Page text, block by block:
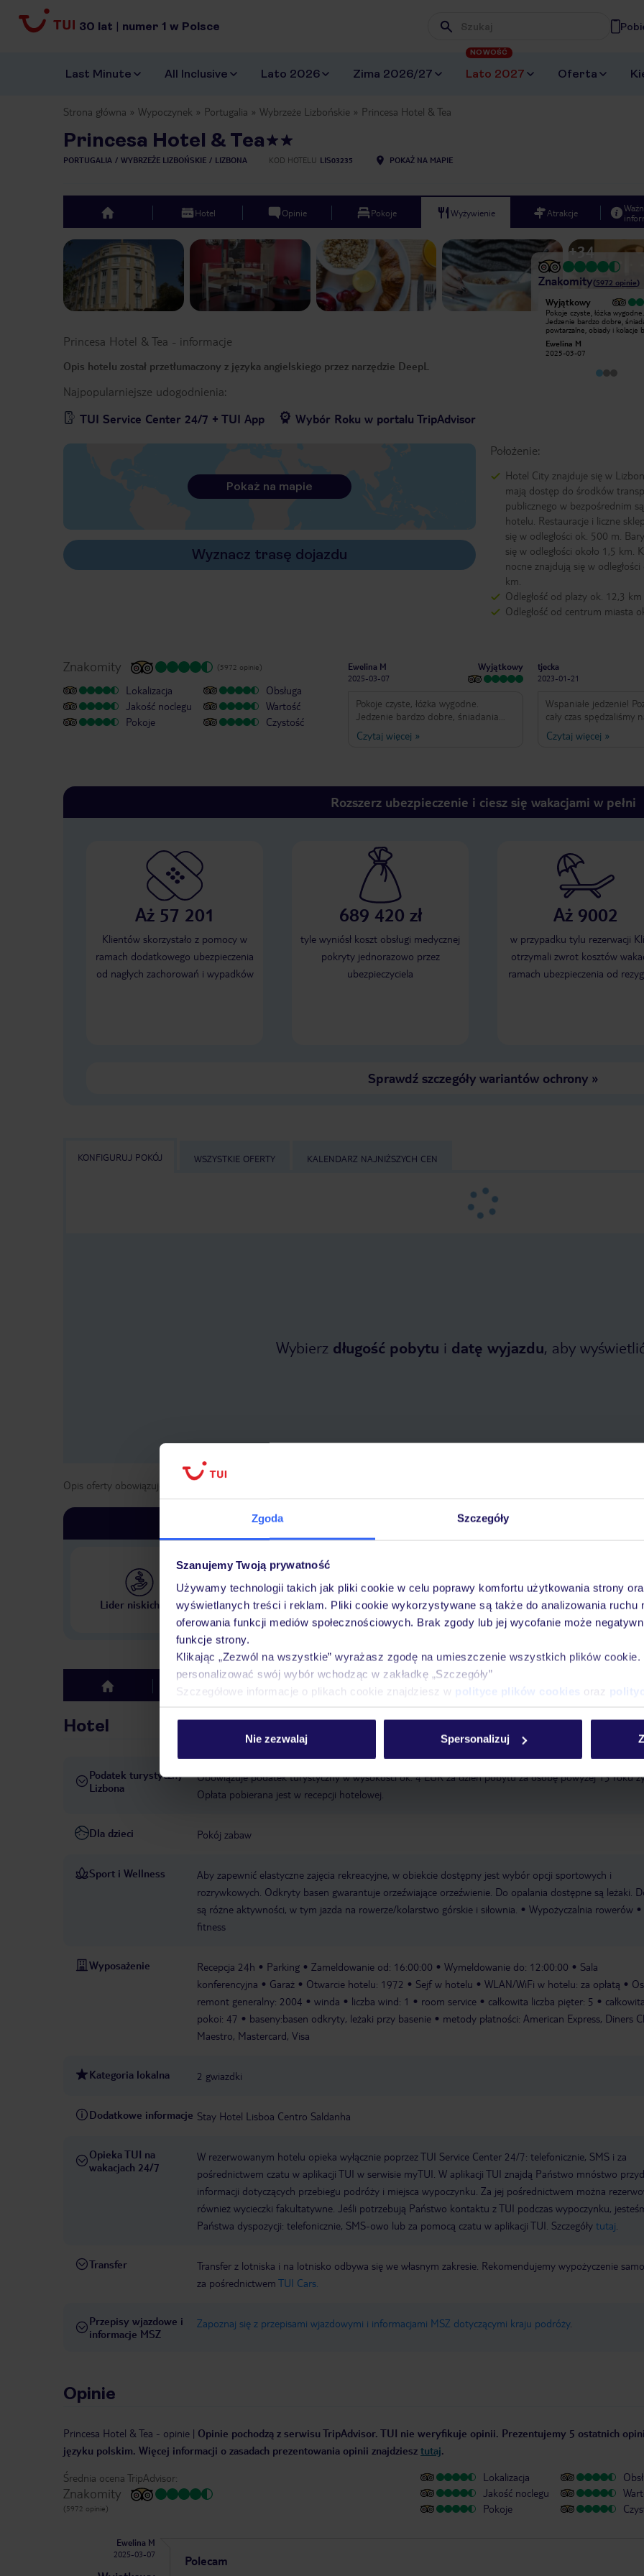
Zgoda Szczegóły
Szanujemy Twoją prywatność
Używamy technologii takich jak pliki cookie w celu poprawy komfortu użytkowania strony
wyświetlanych treści i reklam. Pliki cookie wykorzystywane są także do analizowania ruchu
oferowania funkcji mediów społecznościowych. Brak zgody lub jej wycofanie może
funkcje strony.
Klikając „Zezwól na wszystkie” wyrażasz zgodę na umieszczenie wszystkich plików
personalizować swój wybór wchodząc w zakładkę „Szczegóły”
Szczegółowe informacje o plikach cookie znajdziesz w polityce plików cookies oraz
Nie zezwalaj Spersonalizuj
30 lat | numer 1 w Polsce Wpisz frazę, której szukasz
Last Minute All Inclusive Lato 2026 Zima 2026/27 Lato 2027
NOWOŚĆ
Oferta
Strona główna Wypoczynek Portugalia Wybrzeże Lizbońskie Princesa Hotel & Tea
Princesa Hotel & Tea
PORTUGALIA WYBRZEŻE LIZBOŃSKIE LIZBONA KOD HOTELU LIS03235 POKAŻ NA MAPIE
top Hotel Opinie Pokoje Wyżywienie Atrakcje
Previous slide +34
Znakomity(5972 opinie)
Wyjątkowy
Hotel odwiedziłam w grudniu. Pokoje
Bardzo miła i pomocna obsługa.
Polecam wykupić od razu kartę gold-
wszystkim Hotel RH Princesa
Wyjątkowy
Pokoje czyste, łóżka wygodne.
Jedzenie bardzo dobre,
powtarzalne, obiady i kolacje
pomocna. Lokalizacja dobra,
centrum i piaszczystej plaży. W
Ewelina M
2025-03-07
Princesa Hotel & Tea - informacje
Opis hotelu został przetłumaczony z języka angielskiego przez narzędzie DeepL
Najpopularniejsze udogodnienia:
TUI Service Center 24/7 + TUI App
Wybór Roku w portalu TripAdvisor
Położenie:
Hotel City znajduje się w
mają dostęp do środków
publicznego w bezpośrednim
hotelu. Restauracje i liczne
się w odległości ok. 500 m.
się w odległości około 1,5 km.
nocne znajdują się w odległości
km.
Odległość od plaży ok. 12,3 km
Odległość od centrum miasta
Pokaż na mapie
Wyznacz trasę dojazdu
Znakomity (5972 opinie)
Lokalizacja
Jakość noclegu
Pokoje
Obsługa
Wartość
Czystość
Ewelina M
2025-03-07
Wyjątkowy
Pokoje czyste, łóżka wygodne.
Jedzenie bardzo dobre, śniadania
powtarzalne, obiady i kolacje bardziej
różnorodne. Obsługa miła i pomocna.
Czytaj więcej »
tjecka
2023-01-21
Wspaniałe jedzenie!
cały czas spędzaliśmy
miasta i okolic np. Altei. Jedynym
mankamentem pobytu
Czytaj więcej »
Rozszerz ubezpieczenie i ciesz się wakacjami w pełni
Aż 57 201
Klientów skorzystało z pomocy w
ramach dodatkowego ubezpieczenia
od nagłych zachorowań i wypadków
689 420 zł
tyle wyniósł koszt obsługi medycznej
pokryty jednorazowo przez
ubezpieczyciela
Aż 9002
w przypadku tylu rezerwacji
otrzymali zwrot kosztów
ramach ubezpieczenia od
Sprawdź szczegóły wariantów ochrony»
KONFIGURUJ POKÓJ WSZYSTKIE OFERTY KALENDARZ NAJNIŻSZYCH CEN
Wybierz długość pobytu i datę wyjazdu, aby
Opis oferty obowiązuje dla wyjazdów w terminie
Dlaczego warto wybrać TUI?
Lider niskich cen
Największe biuro podróży
w Polsce
30 lat w Polsce
Tylko u nas opieka na
wakacjach 24/7
top Opinie Pokoje Wyżywienie Atrakcje
Hotel
Podatek turystyczny
Lizbona
Obowiązuje podatek turystyczny w wysokości ok. 4 EUR za dzień pobytu za osobę powyżej 13 roku
Opłata pobierana jest w recepcji hotelowej.
Dla dzieci Pokój zabaw
Sport i Wellness
Aby zapewnić elastyczne zajęcia rekreacyjne, w obiekcie dostępny jest wybór opcji sportowych i
rozrywkowych. Odkryty basen gwarantuje orzeźwiające orzeźwienie. Do opalania dostępne są leżaki.
są różne aktywności, w tym jazda na rowerze/kolarstwo górskie i siłownia.
Wypożyczalnia rowerów
fitness
Wyposażenie Recepcja 24h Parking Zameldowanie od: 16:00:00 Wymeldowanie do: 12:00:00
Sala
konferencyjna
Garaż Otwarcie hotelu: 1972 Sejf w hotelu WLAN/WiFi w hotelu: za opłatą
remont generalny: 2004
winda liczba wind: 1 room service całkowita liczba pięter: 5
pokoi: 47
baseny:basen odkryty, leżaki przy basenie
metody płatności: American Express, Diners
Maestro, Mastercard, Visa
Kategoria lokalna 2 gwiazdki
Dodatkowe informacje Stay Hotel Lisboa Centro Saldanha
Opieka TUI na
wakacjach 24/7
W rezerwowanym hotelu opieka wyłącznie poprzez TUI Service Center 24/7: telefonicznie, SMS i za
pośrednictwem czatu w aplikacji TUI w serwisie myTUI. W aplikacji TUI znajdą Państwo mnóstwo
informacji dotyczących przebiegu podróży i miejsca wypoczynku. Za jej pośrednictwem można
również wycieczki fakultatywne. Jeśli potrzebują Państwo kontaktu z TUI podczas wypoczynku,
Państwa dyspozycji: telefonicznie, SMS-owo lub za pomocą czatu w aplikacji TUI. Szczegóły tutaj
Transfer
Transfer z lotniska i na lotnisko odbywa się we własnym zakresie. Rekomendujemy wypożyczenie
za pośrednictwem TUI Cars.
Przepisy wjazdowe i
informacje MSZ
Zapoznaj się z przepisami wjazdowymi i informacjami MSZ dotyczącymi kraju podróży.
Opinie
Princesa Hotel & Tea - opinie | Opinie pochodzą z serwisu TripAdvisor. TUI nie weryfikuje opinii. Prezentujemy 5 ostatnich
języku polskim. Więcej informacji o zasadach prezentowania opinii znajdziesz tutaj.
Średnia ocena TripAdvisor:
Znakomity
(5972 opinie)
Lokalizacja
Jakość noclegu
Pokoje
Ewelina M
2025-03-07
Polecam